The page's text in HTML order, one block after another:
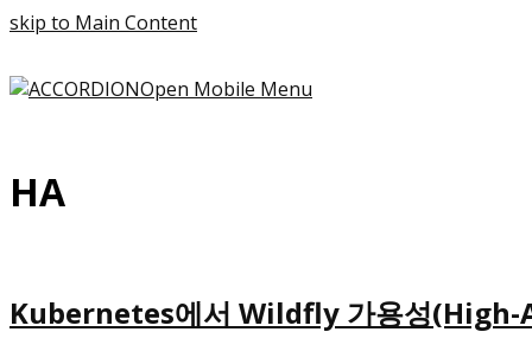
skip to Main Content
Open Mobile Menu
HA
Kubernetes에서 Wildfly 가용성